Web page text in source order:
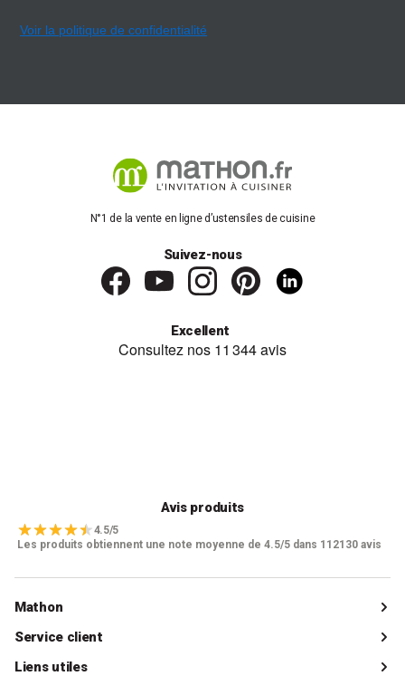
Voir la politique de confidentialité
N°1 de la vente en ligne d’ustensiles de cuisine
Suivez-nous
Excellent
Avis produits
4.5/5
Les produits obtiennent une note moyenne de 4.5/5 dans 112130 avis
Mathon
Qui sommes-nous ?
Catalogue
Service client
Livraisons
Liens utiles